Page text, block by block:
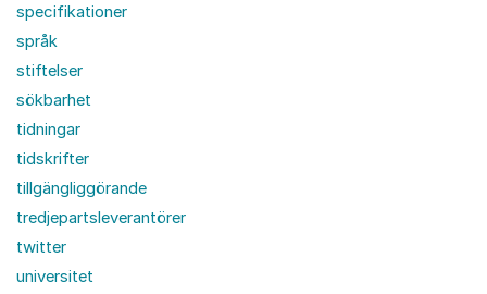
specifikationer
språk
stiftelser
sökbarhet
tidningar
tidskrifter
tillgängliggörande
tredjepartsleverantörer
twitter
universitet